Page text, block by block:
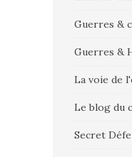
Guerres &
Guerres &
La voie de
Le blog du
Secret